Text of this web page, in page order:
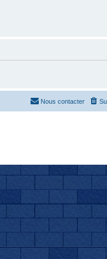
Nous contacter